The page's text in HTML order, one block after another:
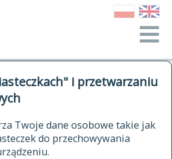
i przetwarzaniu
Twoje dane osobowe takie jak
do przechowywania
SŁOWNIK
POLSKIEGO